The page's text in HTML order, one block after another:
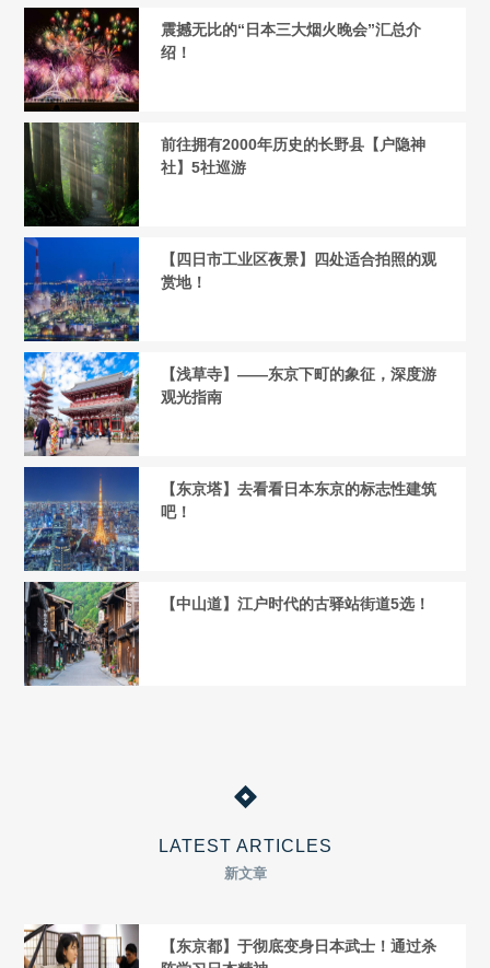
震撼无比的“日本三大烟火晚会”汇总介
绍！
前往拥有2000年历史的长野县【户隐神
社】5社巡游
【四日市工业区夜景】四处适合拍照的观
赏地！
【浅草寺】——东京下町的象征，深度游
观光指南
【东京塔】去看看日本东京的标志性建筑
吧！
【中山道】江户时代的古驿站街道5选！
LATEST ARTICLES
新文章
【东京都】于彻底变身日本武士！通过杀